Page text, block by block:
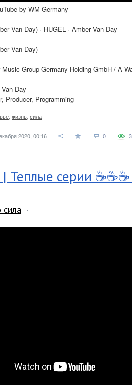
by WM Germany
Van Day) · HUGEL · Amber Van Day
Van Day)
Group Germany Holding GmbH / A
Day
Producer, Programming
жизнь сила
2020, 00:16 0
Теплые серии
сила